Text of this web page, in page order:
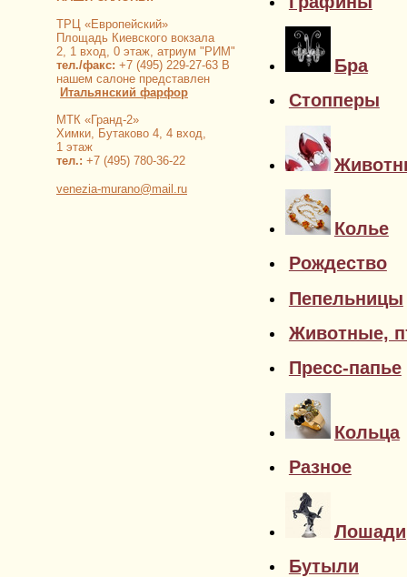
ТРЦ «Европейский»
Площадь Киевского вокзала
2, 1 вход, 0 этаж, атриум "РИМ"
тел./факс: +7 (495) 229-27-63 В
нашем салоне представлен
Итальянский фарфор
МТК «Гранд-2»
Химки, Бутаково 4, 4 вход,
1 этаж
тел.: +7 (495) 780-36-22
venezia-murano@mail.ru
Бра
Стопперы
Колье
Рождество
Пепельницы
Животные,
Пресс-папье
Кольца
Разное
Лошади
Бутыли